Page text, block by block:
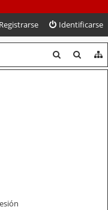
Identificarse
Registrarse
u
u